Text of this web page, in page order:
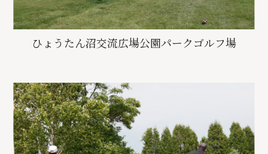
ひょうたん沼交流広場公園パークゴルフ場